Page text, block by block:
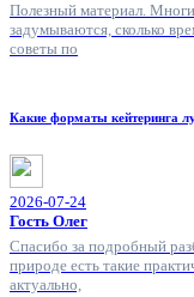
Полезный материал.
задумываются, сколько
советы по
Какие форматы кейтеринга
2026-07-24
Гость Олег
Спасибо за подробный
природе есть такие
актуально,